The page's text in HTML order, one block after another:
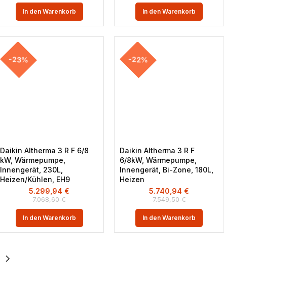
In den Warenkorb In den Warenkorb
-23%
Daikin Altherma 3 R F 6/8
kW, Wärmepumpe,
Innengerät, 230L,
Heizen/Kühlen, EH9
7.068,60€
5.299,94 €
In den Warenkorb
-22%
Daikin Altherma 3 R F
6/8kW, Wärmepumpe,
Innengerät, Bi-Zone, 180L,
Heizen
7.549,50€
5.740,94 €
In den Warenkorb